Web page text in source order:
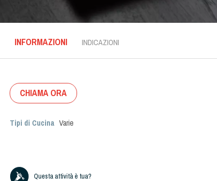
INFORMAZIONI INDICAZIONI
CHIAMA ORA
Tipi di Cucina Varie
Questa attività è tua?